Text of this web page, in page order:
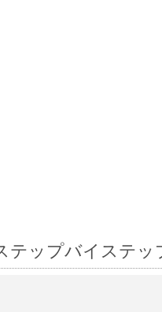
テップバイステ